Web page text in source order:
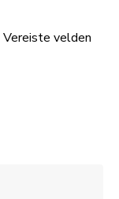
Vereiste velden